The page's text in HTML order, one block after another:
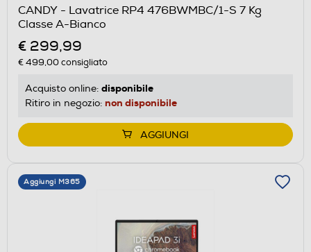
CANDY - Lavatrice RP4 476BWMBC/1-S 7 Kg
Classe A-Bianco
€ 299,99
€ 499,00consigliato
Acquisto online: disponibile
Ritiro in negozio: non disponibile
AGGIUNGI
Aggiungi M365